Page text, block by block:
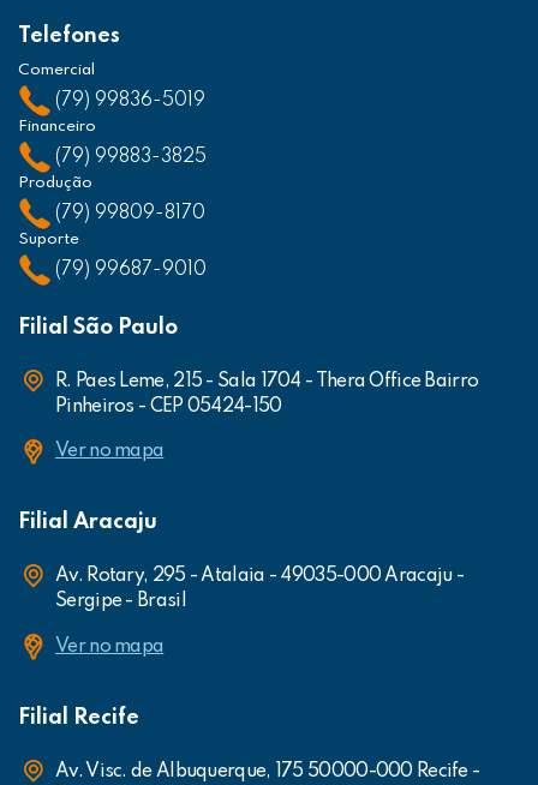
Telefones
Comercial
(79) 99836-5019
Financeiro
(79) 99883-3825
Produção
(79) 99809-8170
Suporte
(79) 99687-9010
Filial São Paulo
R. Paes Leme, 215 - Sala 1704 - Thera Office Bairro
Pinheiros - CEP 05424-150
Ver no mapa
Filial Aracaju
Av. Rotary, 295 - Atalaia - 49035-000 Aracaju -
Sergipe - Brasil
Ver no mapa
Filial Recife
Av. Visc. de Albuquerque, 175 50000-000 Recife -